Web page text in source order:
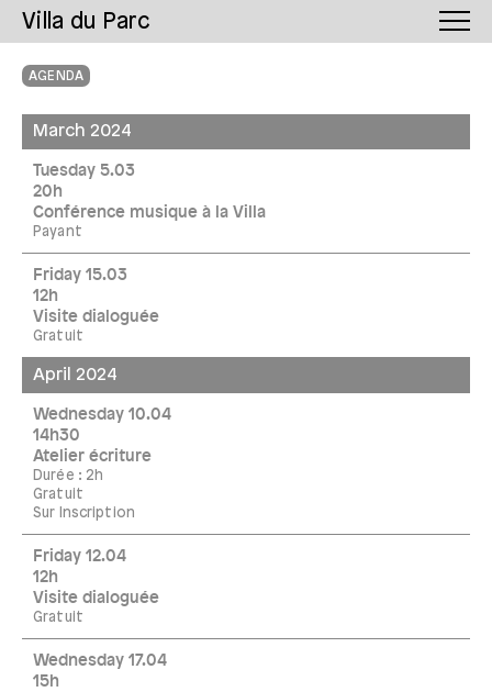
Villa du Parc
AGENDA
March 2024
Tuesday 5.03
20h
Conférence musique à la Villa
Payant
Friday 15.03
12h
Visite dialoguée
Gratuit
April 2024
Wednesday 10.04
14h30
Atelier écriture
Durée : 2h
Gratuit
Sur Inscription
Friday 12.04
12h
Visite dialoguée
Gratuit
Wednesday 17.04
15h